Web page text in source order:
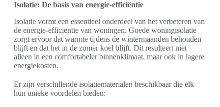
Isolatie: De basis van energie-efficiëntie
Isolatie vormt een essentieel onderdeel van het verbeteren van
de energie-efficiëntie van woningen. Goede woningisolatie
zorgt ervoor dat warmte tijdens de wintermaanden behouden
blijft en dat het in de zomer koel blijft. Dit resulteert niet
alleen in een comfortabeler binnenklimaat, maar ook in lagere
energiekosten.
Er zijn verschillende isolatiematerialen beschikbaar die elk
hun unieke voordelen bieden: